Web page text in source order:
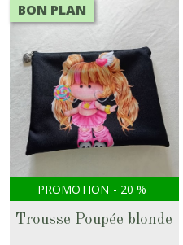
BON PLAN
PROMOTION - 20 %
Trousse Poupée blonde